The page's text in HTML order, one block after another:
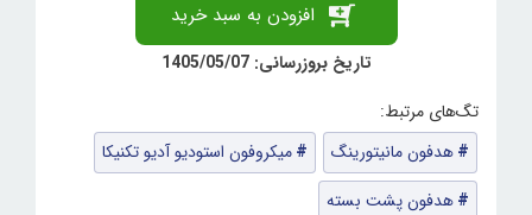
افزودن به سبد خرید
تاریخ بروزرسانی: 1405/05/07
هدفون مانیتورینگ
میکروفون استودیو آدیو تکنیکا
هدفون پشت بسته